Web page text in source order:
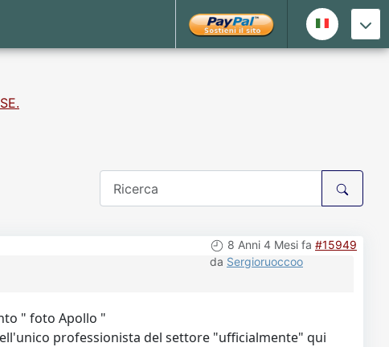
8 Anni 4 Mesi fa #15949
da Sergioruoccoo
" foto Apollo "
professionista del settore "ufficialmente" qui